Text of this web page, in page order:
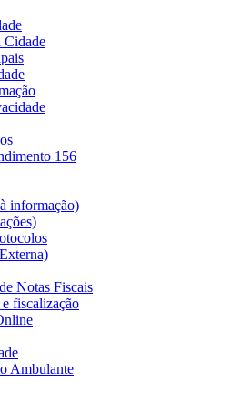
Cidade
156
informação)
Notas Fiscais
fiscalização
Ambulante